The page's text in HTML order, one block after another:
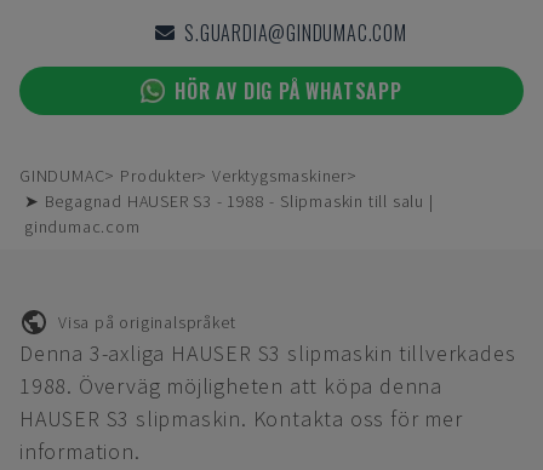
S.GUARDIA@GINDUMAC.COM
HÖR AV DIG PÅ WHATSAPP
GINDUMAC Produkter
Verktygsmaskiner
➤ Begagnad HAUSER S3 - 1988 - Slipmaskin till salu |
gindumac.com
Visa på originalspråket
Denna 3-axliga HAUSER S3 slipmaskin tillverkades
1988. Överväg möjligheten att köpa denna
HAUSER S3 slipmaskin. Kontakta oss för mer
information.